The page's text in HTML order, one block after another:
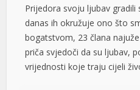
bonusu
Prijedora svoju ljubav gradili
danas ih okružuje ono što
bogatstvom, 23 člana
priča svjedoči da su ljubav,
vrijednosti koje traju cijeli